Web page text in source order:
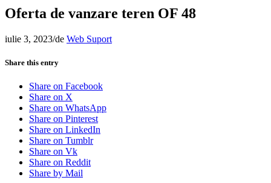
Oferta de vanzare teren OF 48
iulie 3, 2023/de Web Suport
Share this entry
Share on Facebook
Share on X
Share on WhatsApp
Share on Pinterest
Share on LinkedIn
Share on Tumblr
Share on Vk
Share on Reddit
Share by Mail